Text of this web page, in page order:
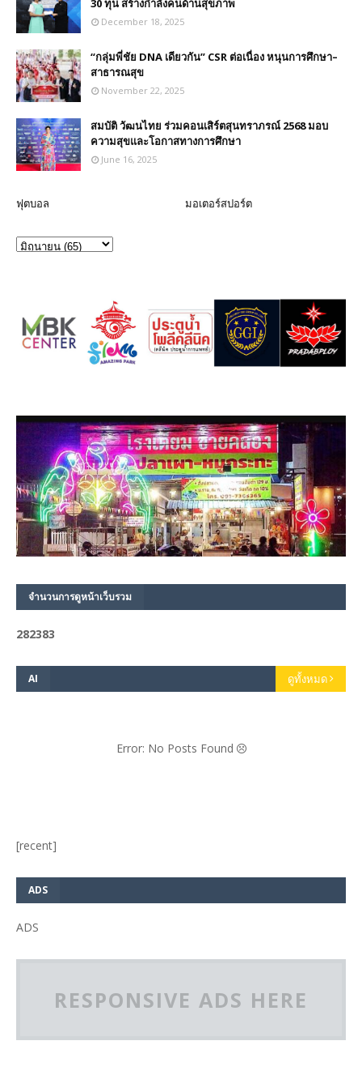
30 ทุน สร้างกำลังคนด้านสุขภาพ
December 18, 2025
“กลุ่มพี่ชัย DNA เดียวกัน” CSR ต่อเนื่อง หนุนการศึกษา–
สาธารณสุข
November 22, 2025
สมบัติ วัฒนไทย ร่วมคอนเสิร์ตสุนทราภรณ์ 2568 มอบ
ความสุขและโอกาสทางการศึกษา
June 16, 2025
ฟุตบอล มอเตอร์สปอร์ต
จำนวนการดูหน้าเว็บรวม
282383
AI ดูทั้งหมด
Error: No Posts Found
[recent]
ADS
ADS
RESPONSIVE ADS HERE